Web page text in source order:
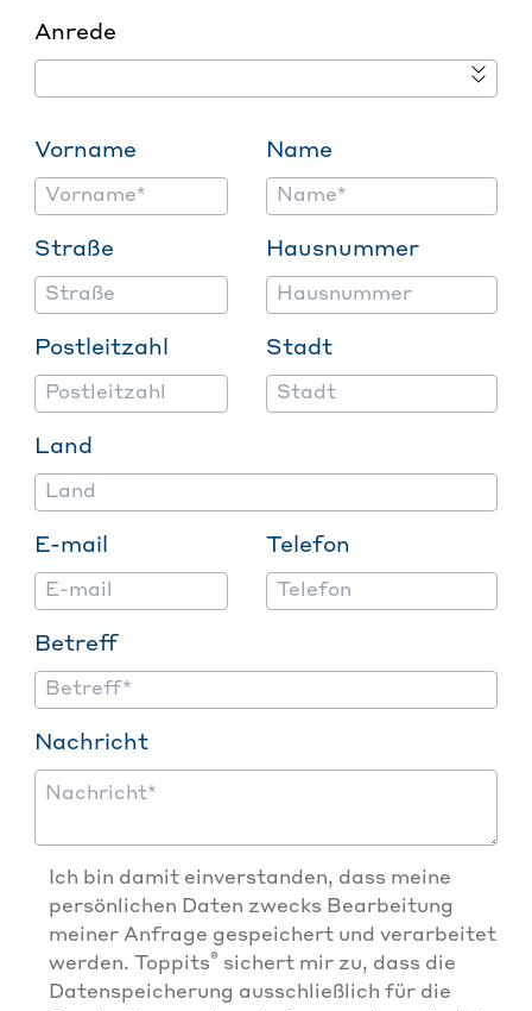
Anrede
Vorname Name
Straße Hausnummer
Postleitzahl Stadt
Land
E-mail Telefon
Betreff
Nachricht
Ich bin damit einverstanden, dass meine
persönlichen Daten zwecks Bearbeitung
meiner Anfrage gespeichert und verarbeitet
werden. Toppits® sichert mir zu, dass die
Datenspeicherung ausschließlich für die